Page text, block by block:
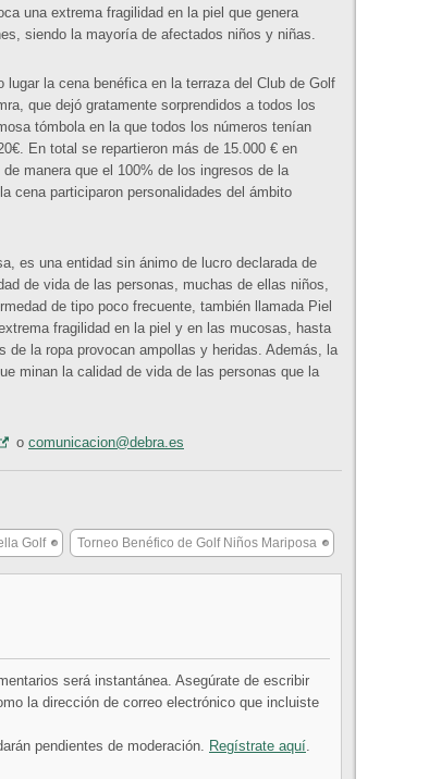
una extrema fragilidad en la piel que genera
siendo la mayoría de afectados niños y niñas.
la cena benéfica en la terraza del Club de Golf
que dejó gratamente sorprendidos a todos los
tómbola en la que todos los números tenían
En total se repartieron más de 15.000 € en
manera que el 100% de los ingresos de la
cena participaron personalidades del ámbito
es una entidad sin ánimo de lucro declarada de
de vida de las personas, muchas de ellas niños,
de tipo poco frecuente, también llamada Piel
fragilidad en la piel y en las mucosas, hasta
de la ropa provocan ampollas y heridas. Además, la
minan la calidad de vida de las personas que la
o comunicacion@debra.es
Golf Torneo Benéfico de Golf Niños Mariposa
será instantánea. Asegúrate de escribir
la dirección de correo electrónico que incluiste
pendientes de moderación. Regístrate aquí.